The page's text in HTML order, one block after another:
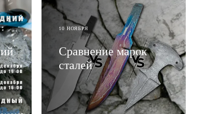
10 НОЯБРЯ
Сравнение марок
сталей
ЧИТАТЬ